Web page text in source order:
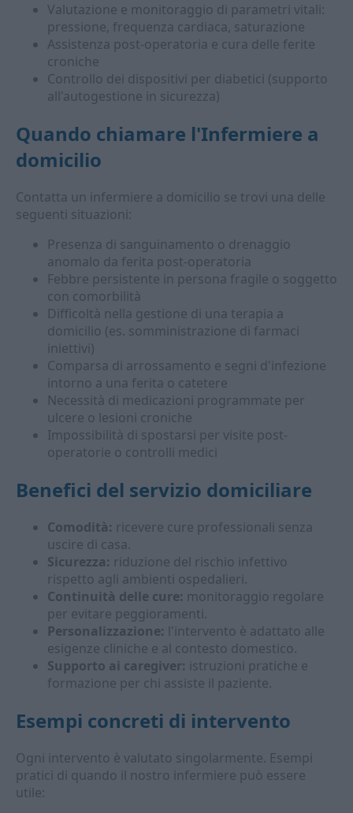
Valutazione e monitoraggio di parametri vitali:
pressione, frequenza cardiaca, saturazione
Assistenza post-operatoria e cura delle ferite
croniche
Controllo dei dispositivi per diabetici (supporto
all'autogestione in sicurezza)
Quando chiamare l'Infermiere a
domicilio
Contatta un infermiere a domicilio se trovi una delle
seguenti situazioni:
Presenza di sanguinamento o drenaggio
anomalo da ferita post-operatoria
Febbre persistente in persona fragile o soggetto
con comorbilità
Difficoltà nella gestione di una terapia a
domicilio (es. somministrazione di farmaci
iniettivi)
Comparsa di arrossamento e segni d'infezione
intorno a una ferita o catetere
Necessità di medicazioni programmate per
ulcere o lesioni croniche
Impossibilità di spostarsi per visite post-
operatorie o controlli medici
Benefici del servizio domiciliare
Comodità: ricevere cure professionali senza
uscire di casa.
Sicurezza: riduzione del rischio infettivo
rispetto agli ambienti ospedalieri.
Continuità delle cure: monitoraggio regolare
per evitare peggioramenti.
Personalizzazione: l'intervento è adattato alle
esigenze cliniche e al contesto domestico.
Supporto ai caregiver: istruzioni pratiche e
formazione per chi assiste il paziente.
Esempi concreti di intervento
Ogni intervento è valutato singolarmente. Esempi
pratici di quando il nostro infermiere può essere
utile: